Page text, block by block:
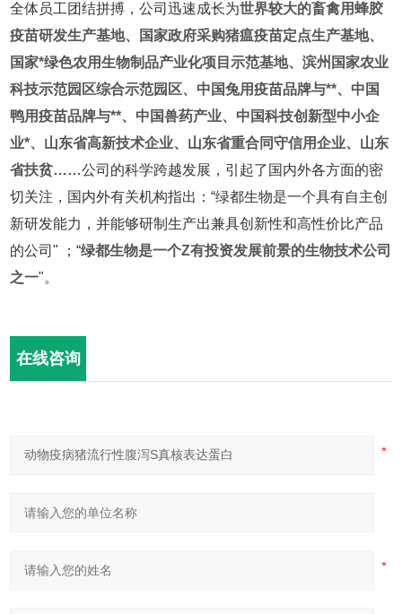
全体员工团结拼搏，公司迅速成长为世界较大的畜禽用蜂胶
疫苗研发生产基地、国家政府采购猪瘟疫苗定点生产基地、
国家*绿色农用生物制品产业化项目示范基地、滨州国家农业
科技示范园区综合示范园区、中国兔用疫苗品牌与**、中国
鸭用疫苗品牌与**、中国兽药产业、中国科技创新型中小企
业*、山东省高新技术企业、山东省重合同守信用企业、山东
省扶贫……公司的科学跨越发展，引起了国内外各方面的密
切关注，国内外有关机构指出：“绿都生物是一个具有自主创
新研发能力，并能够研制生产出兼具创新性和高性价比产品
的公司" ；“绿都生物是一个Z有投资发展前景的生物技术公司
之一"。
在线咨询